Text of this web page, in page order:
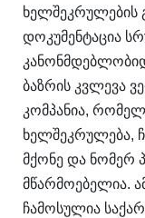
ხელშეკრულების
დოკუმენტაცია
ბაზრის კვლევა
კომპანია,
ხელშეკრულება,
მქონე და ნომერ
მწარმოებელია.
ჩამოსულია